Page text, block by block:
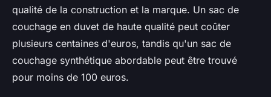
qualité de la construction et la marque. Un sac de
couchage en duvet de haute qualité peut coûter
plusieurs centaines d'euros, tandis qu'un sac de
couchage synthétique abordable peut être trouvé
pour moins de 100 euros.